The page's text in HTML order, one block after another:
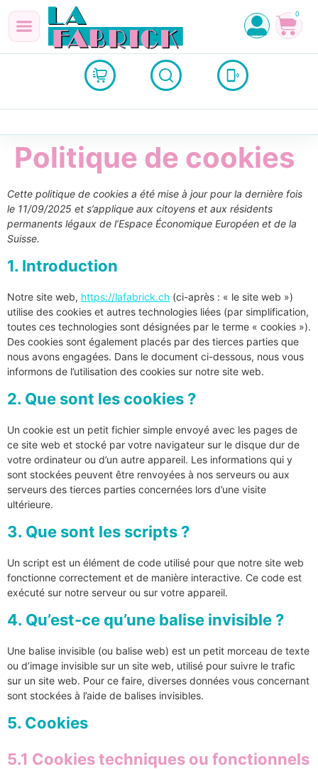
0
Politique de cookies
Cette politique de cookies a été mise à jour pour la dernière fois
le 11/09/2025 et s’applique aux citoyens et aux résidents
permanents légaux de l’Espace Économique Européen et de la
Suisse.
1. Introduction
Notre site web, https://lafabrick.ch (ci-après : « le site web »)
utilise des cookies et autres technologies liées (par simplification,
toutes ces technologies sont désignées par le terme « cookies »).
Des cookies sont également placés par des tierces parties que
nous avons engagées. Dans le document ci-dessous, nous vous
informons de l’utilisation des cookies sur notre site web.
2. Que sont les cookies ?
Un cookie est un petit fichier simple envoyé avec les pages de
ce site web et stocké par votre navigateur sur le disque dur de
votre ordinateur ou d’un autre appareil. Les informations qui y
sont stockées peuvent être renvoyées à nos serveurs ou aux
serveurs des tierces parties concernées lors d’une visite
ultérieure.
3. Que sont les scripts ?
Un script est un élément de code utilisé pour que notre site web
fonctionne correctement et de manière interactive. Ce code est
exécuté sur notre serveur ou sur votre appareil.
4. Qu’est-ce qu’une balise invisible ?
Une balise invisible (ou balise web) est un petit morceau de texte
ou d’image invisible sur un site web, utilisé pour suivre le trafic
sur un site web. Pour ce faire, diverses données vous concernant
sont stockées à l’aide de balises invisibles.
5. Cookies
5.1 Cookies techniques ou fonctionnels